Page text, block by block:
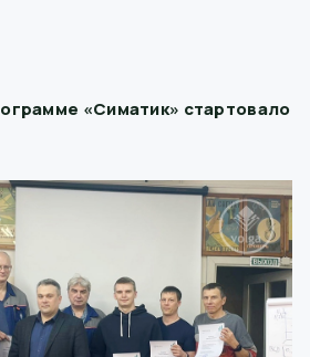
«Симатик» стартовало